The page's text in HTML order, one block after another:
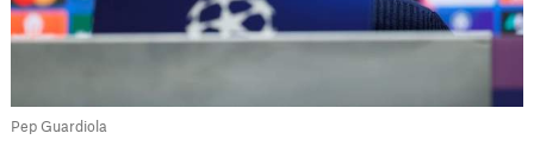
Pep Guardiola